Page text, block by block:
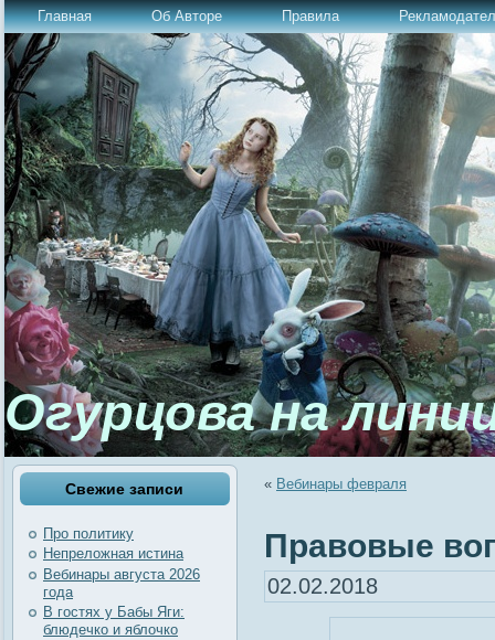
Главная Об Авторе Правила
Огурцова на
Свежие записи
Про политику
Непреложная истина
Вебинары августа 2026
года
В гостях у Бабы Яги:
блюдечко и яблочко
« Вебинары февраля
Правовые
02.02.2018